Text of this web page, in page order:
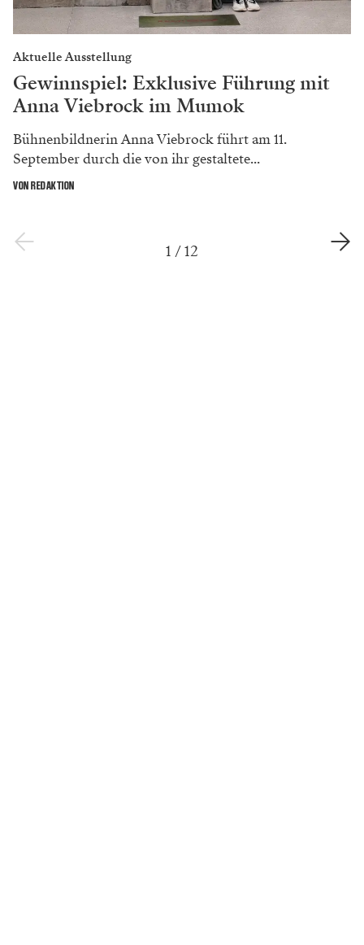
Aktuelle Ausstellung
Gewinnspiel: Exklusive Führung mit
Anna Viebrock im Mumok
Bühnenbildnerin Anna Viebrock führt am 11.
September durch die von ihr gestaltete...
VON REDAKTION
1 /12